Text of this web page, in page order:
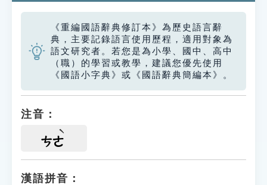
《重編國語辭典修訂本》為歷史語言辭
典，主要記錄語言使用歷程，適用對象為
語文研究者。若您是為小學、國中、高中
（職）的學習或教學，建議您優先使用
《國語小字典》或《國語辭典簡編本》。
注音：
ㄘㄜ
漢語拼音：